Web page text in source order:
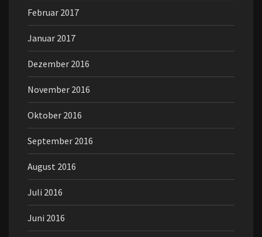
Februar 2017
Januar 2017
Dezember 2016
November 2016
Oktober 2016
September 2016
August 2016
Juli 2016
Juni 2016